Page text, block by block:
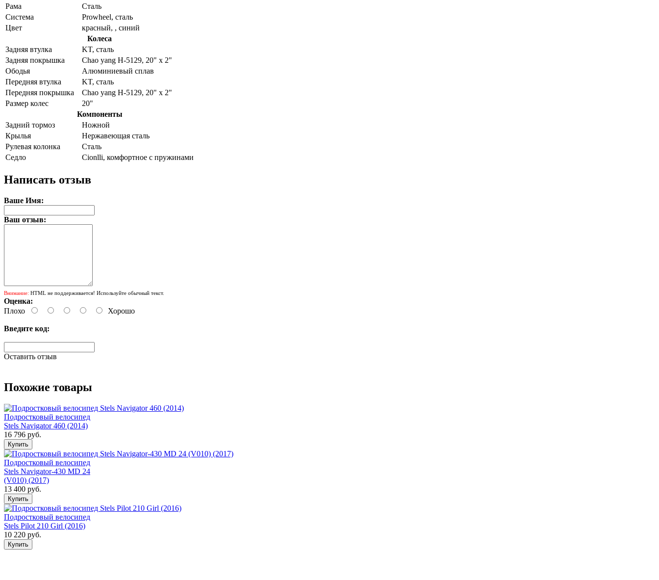
Рама
Сталь
Система
Prowheel, сталь
Цвет
красный, , синий
Колеса
Задняя втулка
KT, сталь
Задняя покрышка
Chao yang H-5129, 20" x 2"
Ободья
Алюминиевый сплав
Передняя втулка
KT, сталь
Передняя покрышка
Chao yang H-5129, 20" x 2"
Размер колес
20"
Компоненты
Задний тормоз
Ножной
Крылья
Нержавеющая сталь
Рулевая колонка
Сталь
Седло
Cionlli, комфортное с пружинами
Написать отзыв
Ваше Имя:
Ваш отзыв:
Внимание: HTML не поддерживается! Используйте обычный текст.
Оценка:
Плохо
Хорошо
Введите код:
Оставить отзыв
Похожие товары
Подростковый велосипед
Stels Navigator 460 (2014)
16 796 руб.
Подростковый велосипед
Stels Navigator-430 MD 24
(V010) (2017)
13 400 руб.
Подростковый велосипед
Stels Pilot 210 Girl (2016)
10 220 руб.